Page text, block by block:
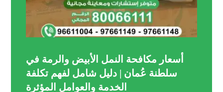
أسعار مكافحة النمل الأبيض والرمة في
سلطنة عُمان | دليل شامل لفهم تكلفة
الخدمة والعوامل المؤثرة